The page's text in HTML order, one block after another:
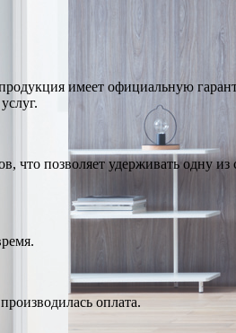
имеет официальную
что позволяет удерживать одну
оплата.